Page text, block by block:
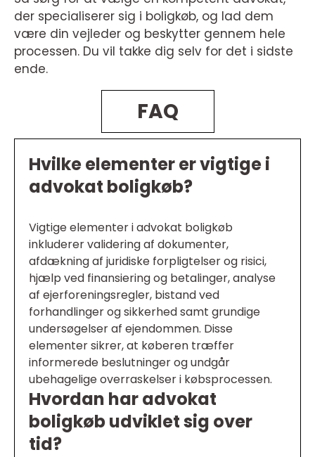
der specialiserer sig i boligkøb, og lad dem
være din vejleder og beskytter gennem hele
processen. Du vil takke dig selv for det i sidste
ende.
FAQ
Hvilke elementer er vigtige i
advokat boligkøb?
Vigtige elementer i advokat boligkøb
inkluderer validering af dokumenter,
afdækning af juridiske forpligtelser og risici,
hjælp ved finansiering og betalinger, analyse
af ejerforeningsregler, bistand ved
forhandlinger og sikkerhed samt grundige
undersøgelser af ejendommen. Disse
elementer sikrer, at køberen træffer
informerede beslutninger og undgår
ubehagelige overraskelser i købsprocessen.
Hvordan har advokat
boligkøb udviklet sig over
tid?